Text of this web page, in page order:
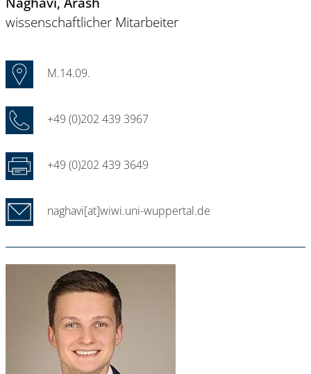
wissenschaftlicher Mitarbeiter
M.14.09.
+49 (0)202 439 3967
+49 (0)202 439 3649
naghavi[at]wiwi.uni-wuppertal.de